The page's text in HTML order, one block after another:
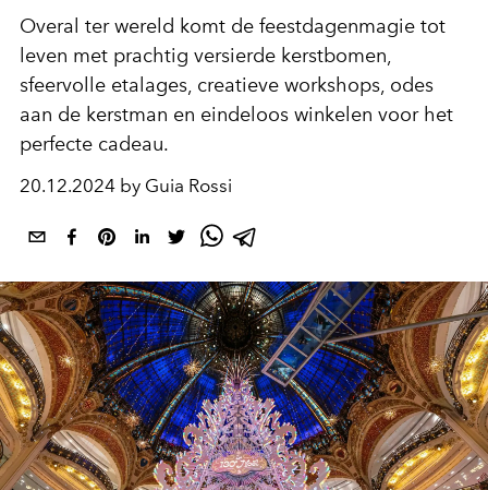
Overal ter wereld komt de feestdagenmagie tot
leven met prachtig versierde kerstbomen,
sfeervolle etalages, creatieve workshops, odes
aan de kerstman en eindeloos winkelen voor het
perfecte cadeau.
20.12.2024 by Guia Rossi